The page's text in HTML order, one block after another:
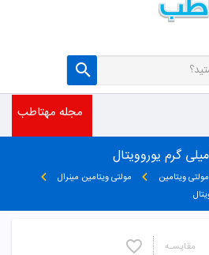
مجله مهتاطب
مولتی ویتامین
مولتی ویتامین مینرال
مقایسـه